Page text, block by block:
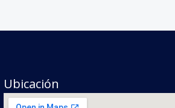
Ubicación